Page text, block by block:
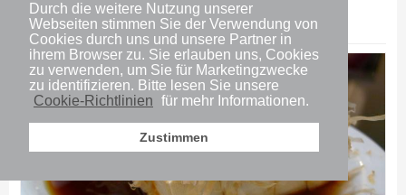
Durch die weitere Nutzung unserer
Webseiten stimmen Sie der Verwendung von
Cookies durch uns und unsere Partner in
ihrem Browser zu. Sie erlauben uns, Cookies
zu verwenden, um Sie für Marketingzwecke
zu identifizieren. Bitte lesen Sie unsere
Cookie-Richtlinien für mehr Informationen.
Zustimmen
entstandene Weinregion